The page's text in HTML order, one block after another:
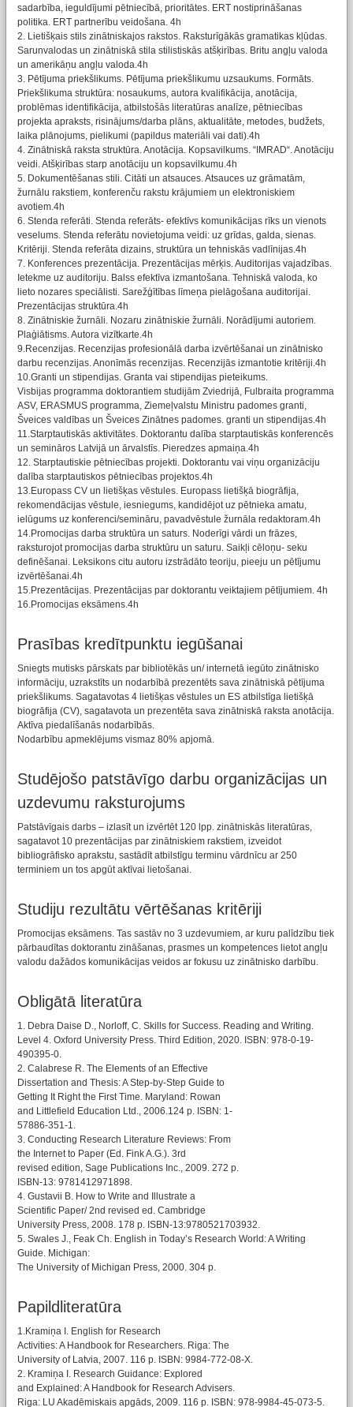
sadarbība, ieguldījumi pētniecībā, prioritātes. ERT nostiprināšanas
politika. ERT partnerību veidošana. 4h
2. Lietišķais stils zinātniskajos rakstos. Raksturīgākās gramatikas kļūdas.
Sarunvalodas un zinātniskā stila stilistiskās atšķirības. Britu angļu valoda
un amerikāņu angļu valoda.4h
3. Pētījuma priekšlikums. Pētījuma priekšlikumu uzsaukums. Formāts.
Priekšlikuma struktūra: nosaukums, autora kvalifikācija, anotācija,
problēmas identifikācija, atbilstošās literatūras analīze, pētniecības
projekta apraksts, risinājums/darba plāns, aktualitāte, metodes, budžets,
laika plānojums, pielikumi (papildus materiāli vai dati).4h
4. Zinātniskā raksta struktūra. Anotācija. Kopsavilkums. “IMRAD“. Anotāciju
veidi. Atšķirības starp anotāciju un kopsavilkumu.4h
5. Dokumentēšanas stili. Citāti un atsauces. Atsauces uz grāmatām,
žurnālu rakstiem, konferenču rakstu krājumiem un elektroniskiem
avotiem.4h
6. Stenda referāti. Stenda referāts- efektīvs komunikācijas rīks un vienots
veselums. Stenda referātu novietojuma veidi: uz grīdas, galda, sienas.
Kritēriji. Stenda referāta dizains, struktūra un tehniskās vadlīnijas.4h
7. Konferences prezentācija. Prezentācijas mērķis. Auditorijas vajadzības.
Ietekme uz auditoriju. Balss efektīva izmantošana. Tehniskā valoda, ko
lieto nozares speciālisti. Sarežģītības līmeņa pielāgošana auditorijai.
Prezentācijas struktūra.4h
8. Zinātniskie žurnāli. Nozaru zinātniskie žurnāli. Norādījumi autoriem.
Plaģiātisms. Autora vizītkarte.4h
9.Recenzijas. Recenzijas profesionālā darba izvērtēšanai un zinātnisko
darbu recenzijas. Anonīmās recenzijas. Recenzijās izmantotie kritēriji.4h
10.Granti un stipendijas. Granta vai stipendijas pieteikums.
Visbijas programma doktorantiem studijām Zviedrijā, Fulbraita programma
ASV, ERASMUS programma, Ziemeļvalstu Ministru padomes granti,
Šveices valdības un Šveices Zinātnes padomes. granti un stipendijas.4h
11.Starptautiskās aktivitātes. Doktorantu dalība starptautiskās konferencēs
un semināros Latvijā un ārvalstīs. Pieredzes apmaiņa.4h
12. Starptautiskie pētniecības projekti. Doktorantu vai viņu organizāciju
dalība starptautiskos pētniecības projektos.4h
13.Europass CV un lietišķas vēstules. Europass lietišķā biogrāfija,
rekomendācijas vēstule, iesniegums, kandidējot uz pētnieka amatu,
ielūgums uz konferenci/semināru, pavadvēstule žurnāla redaktoram.4h
14.Promocijas darba struktūra un saturs. Noderīgi vārdi un frāzes,
raksturojot promocijas darba struktūru un saturu. Saikļi cēloņu- seku
definēšanai. Leksikons citu autoru izstrādāto teoriju, pieeju un pētījumu
izvērtēšanai.4h
15.Prezentācijas. Prezentācijas par doktorantu veiktajiem pētījumiem. 4h
16.Promocijas eksāmens.4h
Prasības kredītpunktu iegūšanai
Sniegts mutisks pārskats par bibliotēkās un/ internetā iegūto zinātnisko
informāciju, uzrakstīts un nodarbībā prezentēts sava zinātniskā pētījuma
priekšlikums. Sagatavotas 4 lietišķas vēstules un ES atbilstīga lietišķā
biogrāfija (CV), sagatavota un prezentēta sava zinātniskā raksta anotācija.
Aktīva piedalīšanās nodarbībās.
Nodarbību apmeklējums vismaz 80% apjomā.
Studējošo patstāvīgo darbu organizācijas un
uzdevumu raksturojums
Patstāvīgais darbs – izlasīt un izvērtēt 120 lpp. zinātniskās literatūras,
sagatavot 10 prezentācijas par zinātniskiem rakstiem, izveidot
bibliogrāfisko aprakstu, sastādīt atbilstīgu terminu vārdnīcu ar 250
terminiem un tos apgūt aktīvai lietošanai.
Studiju rezultātu vērtēšanas kritēriji
Promocijas eksāmens. Tas sastāv no 3 uzdevumiem, ar kuru palīdzību tiek
pārbaudītas doktorantu zināšanas, prasmes un kompetences lietot angļu
valodu dažādos komunikācijas veidos ar fokusu uz zinātnisko darbību.
Obligātā literatūra
1. Debra Daise D., Norloff, C. Skills for Success. Reading and Writing.
Level 4. Oxford University Press. Third Edition, 2020. ISBN: 978-0-19-
490395-0.
2. Calabrese R. The Elements of an Effective
Dissertation and Thesis: A Step-by-Step Guide to
Getting It Right the First Time. Maryland: Rowan
and Littlefield Education Ltd., 2006.124 p. ISBN: 1-
57886-351-1.
3. Conducting Research Literature Reviews: From
the Internet to Paper (Ed. Fink A.G.). 3rd
revised edition, Sage Publications Inc., 2009. 272 p.
ISBN-13: 9781412971898.
4. Gustavii B. How to Write and Illustrate a
Scientific Paper/ 2nd revised ed. Cambridge
University Press, 2008. 178 p. ISBN-13:9780521703932.
5. Swales J., Feak Ch. English in Today’s Research World: A Writing
Guide. Michigan:
The University of Michigan Press, 2000. 304 p.
Papildliteratūra
1.Kramiņa I. English for Research
Activities: A Handbook for Researchers. Riga: The
University of Latvia, 2007. 116 p. ISBN: 9984-772-08-X.
2. Kramiņa I. Research Guidance: Explored
and Explained: A Handbook for Research Advisers.
Riga: LU Akadēmiskais apgāds, 2009. 116 p. ISBN: 978-9984-45-073-5.